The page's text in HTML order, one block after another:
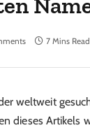
7 Mins Read
weltweit
dieses Artikels